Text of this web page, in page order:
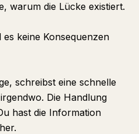
warum die Lücke existiert.
keine Konsequenzen
schreibst eine schnelle
Die Handlung
hast die Information